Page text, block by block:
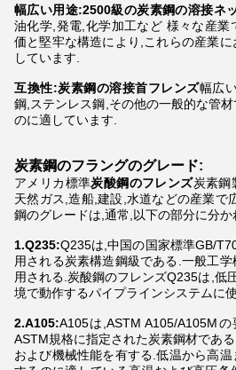
幅広い用途:2500級の炭素鋼の溶接ネ
油化学,発電,化学加工など 様々な産業
価と堅牢な構造により,これらの産業
しています.
互換性:炭素鋼の溶接首フレンズ幅広
鋼,ステンレス鋼,その他の一般的な管
のに適しています.
炭素鋼のフラングのグレード:
アメリカ標準炭酸鋼のフレンズ炭素鋼
天然ガス,造船,建設,水道などの産業で
鋼のグレードは,通常,以下の部分に分か
1.Q235:Q235は,中国の国家標準GB/
用される炭素構造鋼級である.一般工
用される.炭酸鋼のフレンズQ235は,低
境で動作するパイプラインシステムに
2.A105:A105は,ASTM A105/A105M
ASTM規格に指定された炭素鋼材であ
および機械性能を有する.低温から高